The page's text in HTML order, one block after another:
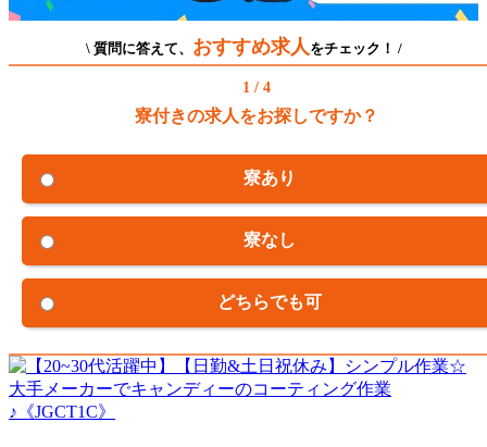
\ 質問に答えて、 おすすめ求人 をチェック！ /
1 / 4
寮付きの求人をお探しですか？
寮あり
寮なし
どちらでも可